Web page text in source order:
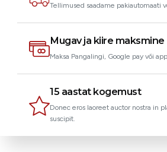
Tellimused saadame pakiautomaati
Mugav ja kiire maksmine
Maksa Pangalingi, Google pay või
15 aastat kogemust
Donec eros laoreet auctor nostra in
suscipit.